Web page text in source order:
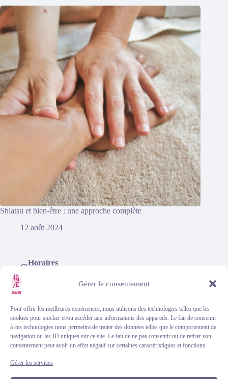
Gérer le consentement
Pour offrir les meilleures expériences, nous utilisons des technologies telles que les
cookies pour stocker et/ou accéder aux informations des appareils. Le fait de consentir
à ces technologies nous permettra de traiter des données telles que le comportement de
navigation ou les ID uniques sur ce site. Le fait de ne pas consentir ou de retirer son
consentement peut avoir un effet négatif sur certaines caractéristiques et fonctions.
Gérer les services
Shiatsu et bien-être : une approche complète
12 août 2024
Horaires
Centre de soins d'Eysines
101 avenue du Taillan, 33320 Eysines